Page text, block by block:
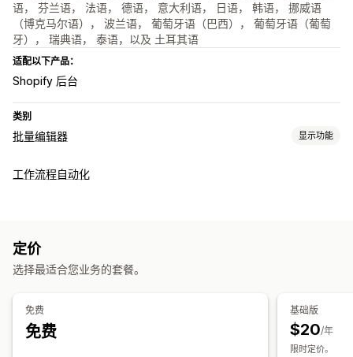
语， 芬兰语， 法语， 德语， 意大利语， 日语， 韩语， 挪威语
（博克马尔语）， 波兰语， 葡萄牙语（巴西）， 葡萄牙语（葡萄
牙）， 瑞典语， 泰语，以及 土耳其语
适配以下产品：
Shopify 后台
类别
批量编辑器 显示功能
可编辑资源
回滚
工作流程自动化
定价
选择最适合您业务的套餐。
免费
免费
基础版
$20/年
限时定价。